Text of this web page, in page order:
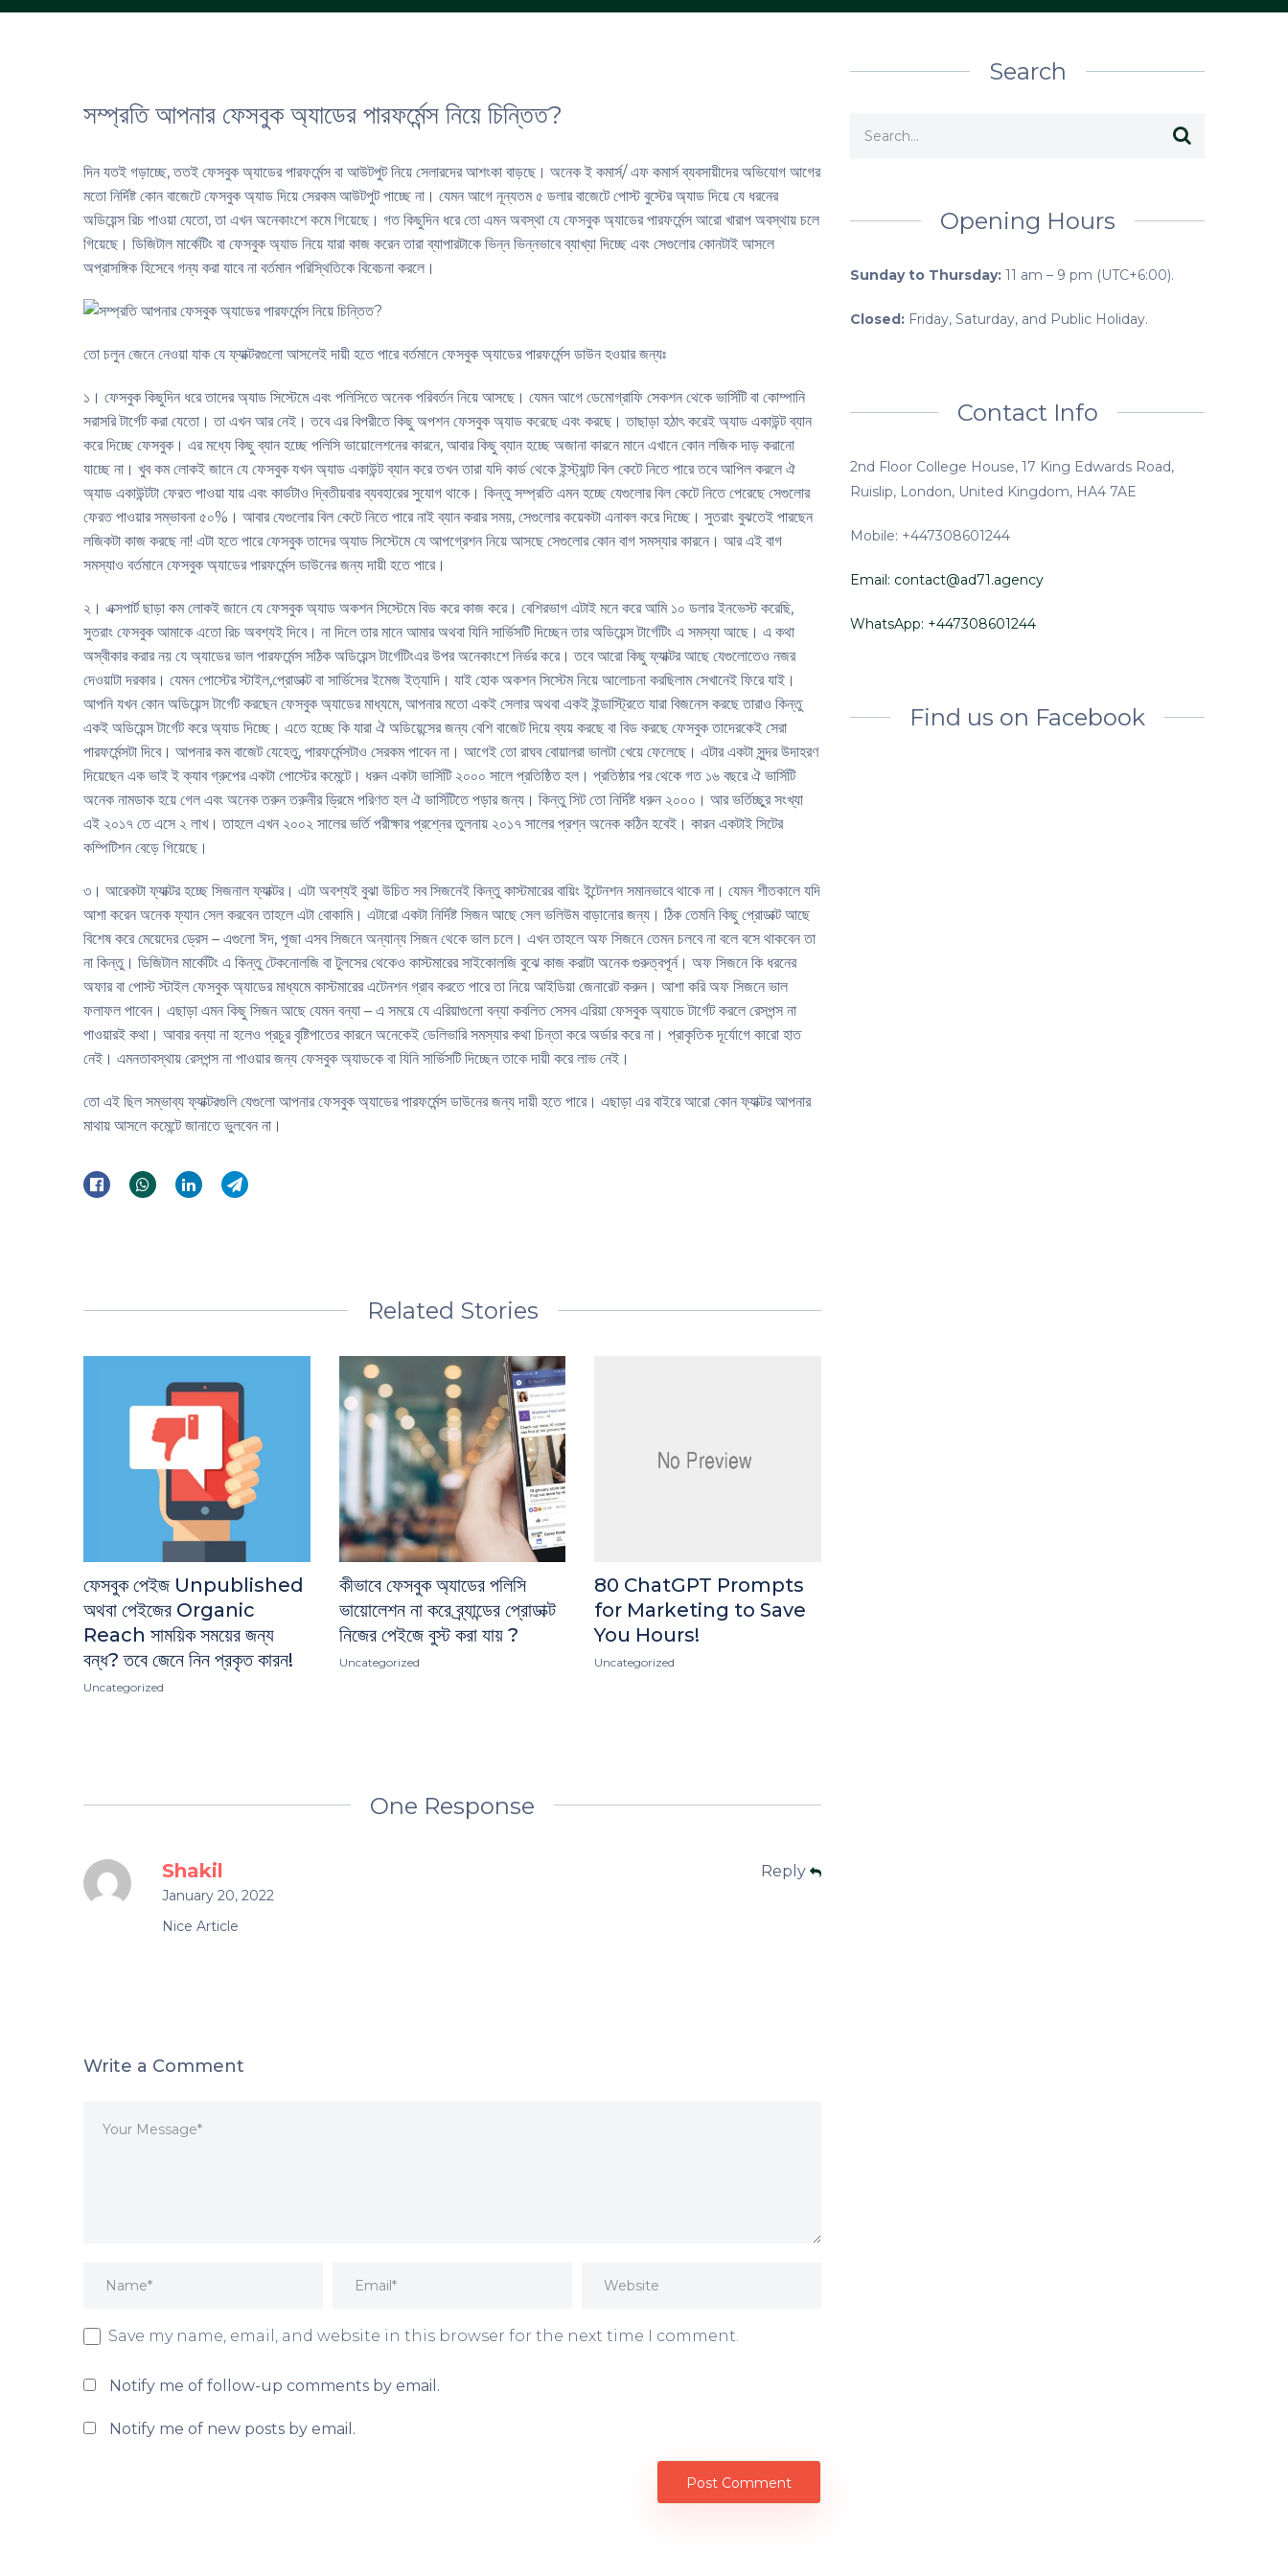
সম্প্রতি আপনার ফেসবুক অ্যাডের পারফর্মেন্স নিয়ে চিন্তিত?
দিন যতই গড়াচ্ছে, ততই ফেসবুক অ্যাডের পারফর্মেন্স বা আউটপুট নিয়ে সেলারদের আশংকা বাড়ছে। অনেক ই কমার্স/ এফ কমার্স ব্যবসায়ীদের অভিযোগ আগের
মতো নির্দিষ্ট কোন বাজেটে ফেসবুক অ্যাড দিয়ে সেরকম আউটপুট পাচ্ছে না। যেমন আগে নূন্যতম ৫ ডলার বাজেটে পোস্ট বুস্টের অ্যাড দিয়ে যে ধরনের
অডিয়েন্স রিচ পাওয়া যেতো, তা এখন অনেকাংশে কমে গিয়েছে। গত কিছুদিন ধরে তো এমন অবস্থা যে ফেসবুক অ্যাডের পারফর্মেন্স আরো খারাপ অবস্থায় চলে
গিয়েছে। ডিজিটাল মার্কেটিং বা ফেসবুক অ্যাড নিয়ে যারা কাজ করেন তারা ব্যাপারটাকে ভিন্ন ভিন্নভাবে ব্যাখ্যা দিচ্ছে এবং সেগুলোর কোনটাই আসলে
অপ্রাসঙ্গিক হিসেবে গন্য করা যাবে না বর্তমান পরিস্থিতিকে বিবেচনা করলে।
তো চলুন জেনে নেওয়া যাক যে ফ্যাক্টরগুলো আসলেই দায়ী হতে পারে বর্তমানে ফেসবুক অ্যাডের পারফর্মেন্স ডাউন হওয়ার জন্যঃ
১। ফেসবুক কিছুদিন ধরে তাদের অ্যাড সিস্টেমে এবং পলিসিতে অনেক পরিবর্তন নিয়ে আসছে। যেমন আগে ডেমোগ্রাফি সেকশন থেকে ভার্সিটি বা কোম্পানি
সরাসরি টার্গেট করা যেতো। তা এখন আর নেই। তবে এর বিপরীতে কিছু অপশন ফেসবুক অ্যাড করেছে এবং করছে। তাছাড়া হঠাৎ করেই অ্যাড একাউন্ট ব্যান
করে দিচ্ছে ফেসবুক। এর মধ্যে কিছু ব্যান হচ্ছে পলিসি ভায়োলেশনের কারনে, আবার কিছু ব্যান হচ্ছে অজানা কারনে মানে এখানে কোন লজিক দাড় করানো
যাচ্ছে না। খুব কম লোকই জানে যে ফেসবুক যখন অ্যাড একাউন্ট ব্যান করে তখন তারা যদি কার্ড থেকে ইন্স্ট্যান্ট বিল কেটে নিতে পারে তবে আপিল করলে ঐ
অ্যাড একাউন্টটা ফেরত পাওয়া যায় এবং কার্ডটাও দ্বিতীয়বার ব্যবহারের সুযোগ থাকে। কিন্তু সম্প্রতি এমন হচ্ছে যেগুলোর বিল কেটে নিতে পেরেছে সেগুলোর
ফেরত পাওয়ার সম্ভাবনা ৫০%। আবার যেগুলোর বিল কেটে নিতে পারে নাই ব্যান করার সময়, সেগুলোর কয়েকটা এনাবল করে দিচ্ছে। সুতরাং বুঝতেই পারছেন
লজিকটা কাজ করছে না! এটা হতে পারে ফেসবুক তাদের অ্যাড সিস্টেমে যে আপগ্রেশন নিয়ে আসছে সেগুলোর কোন বাগ সমস্যার কারনে। আর এই বাগ
সমস্যাও বর্তমানে ফেসবুক অ্যাডের পারফর্মেন্স ডাউনের জন্য দায়ী হতে পারে।
২। এক্সপার্ট ছাড়া কম লোকই জানে যে ফেসবুক অ্যাড অকশন সিস্টেমে বিড করে কাজ করে। বেশিরভাগ এটাই মনে করে আমি ১০ ডলার ইনভেস্ট করেছি,
সুতরাং ফেসবুক আমাকে এতো রিচ অবশ্যই দিবে। না দিলে তার মানে আমার অথবা যিনি সার্ভিসটি দিচ্ছেন তার অডিয়েন্স টার্গেটিং এ সমস্যা আছে। এ কথা
অস্বীকার করার নয় যে অ্যাডের ভাল পারফর্মেন্স সঠিক অডিয়েন্স টার্গেটিংএর উপর অনেকাংশে নির্ভর করে। তবে আরো কিছু ফ্যাক্টর আছে যেগুলোতেও নজর
দেওয়াটা দরকার। যেমন পোস্টের স্টাইল,প্রোডাক্ট বা সার্ভিসের ইমেজ ইত্যাদি। যাই হোক অকশন সিস্টেম নিয়ে আলোচনা করছিলাম সেখানেই ফিরে যাই।
আপনি যখন কোন অডিয়েন্স টার্গেট করছেন ফেসবুক অ্যাডের মাধ্যমে, আপনার মতো একই সেলার অথবা একই ইন্ডাস্ট্রিতে যারা বিজনেস করছে তারাও কিন্তু
একই অডিয়েন্স টার্গেট করে অ্যাড দিচ্ছে। এতে হচ্ছে কি যারা ঐ অডিয়েন্সের জন্য বেশি বাজেট দিয়ে ব্যয় করছে বা বিড করছে ফেসবুক তাদেরকেই সেরা
পারফর্মেন্সটা দিবে। আপনার কম বাজেট যেহেতু, পারফর্মেন্সটাও সেরকম পাবেন না। আগেই তো রাঘব বোয়ালরা ভালটা খেয়ে ফেলেছে। এটার একটা সুন্দর উদাহরণ
দিয়েছেন এক ভাই ই ক্যাব গ্রুপের একটা পোস্টের কমেন্টে। ধরুন একটা ভার্সিটি ২০০০ সালে প্রতিষ্ঠিত হল। প্রতিষ্ঠার পর থেকে গত ১৬ বছরে ঐ ভার্সিটি
অনেক নামডাক হয়ে গেল এবং অনেক তরুন তরুনীর ড্রিমে পরিণত হল ঐ ভার্সিটিতে পড়ার জন্য। কিন্তু সিট তো নির্দিষ্ট ধরুন ২০০০। আর ভর্তিচ্ছুর সংখ্যা
এই ২০১৭ তে এসে ২ লাখ। তাহলে এখন ২০০২ সালের ভর্তি পরীক্ষার প্রশ্নের তুলনায় ২০১৭ সালের প্রশ্ন অনেক কঠিন হবেই। কারন একটাই সিটের
কম্পিটিশন বেড়ে গিয়েছে।
৩। আরেকটা ফ্যাক্টর হচ্ছে সিজনাল ফ্যাক্টর। এটা অবশ্যই বুঝা উচিত সব সিজনেই কিন্তু কাস্টমারের বায়িং ইন্টেনশন সমানভাবে থাকে না। যেমন শীতকালে যদি
আশা করেন অনেক ফ্যান সেল করবেন তাহলে এটা বোকামি। এটারো একটা নির্দিষ্ট সিজন আছে সেল ভলিউম বাড়ানোর জন্য। ঠিক তেমনি কিছু প্রোডাক্ট আছে
বিশেষ করে মেয়েদের ড্রেস – এগুলো ঈদ, পূজা এসব সিজনে অন্যান্য সিজন থেকে ভাল চলে। এখন তাহলে অফ সিজনে তেমন চলবে না বলে বসে থাকবেন তা
না কিন্তু। ডিজিটাল মার্কেটিং এ কিন্তু টেকনোলজি বা টুলসের থেকেও কাস্টমারের সাইকোলজি বুঝে কাজ করাটা অনেক গুরুত্বপূর্ন। অফ সিজনে কি ধরনের
অফার বা পোস্ট স্টাইল ফেসবুক অ্যাডের মাধ্যমে কাস্টমারের এটেনশন গ্রাব করতে পারে তা নিয়ে আইডিয়া জেনারেট করুন। আশা করি অফ সিজনে ভাল
ফলাফল পাবেন। এছাড়া এমন কিছু সিজন আছে যেমন বন্যা – এ সময়ে যে এরিয়াগুলো বন্যা কবলিত সেসব এরিয়া ফেসবুক অ্যাডে টার্গেট করলে রেসপন্স না
পাওয়ারই কথা। আবার বন্যা না হলেও প্রচুর বৃষ্টিপাতের কারনে অনেকেই ডেলিভারি সমস্যার কথা চিন্তা করে অর্ডার করে না। প্রাকৃতিক দূর্যোগে কারো হাত
নেই। এমনতাবস্থায় রেসপন্স না পাওয়ার জন্য ফেসবুক অ্যাডকে বা যিনি সার্ভিসটি দিচ্ছেন তাকে দায়ী করে লাভ নেই।
তো এই ছিল সম্ভাব্য ফ্যাক্টরগুলি যেগুলো আপনার ফেসবুক অ্যাডের পারফর্মেন্স ডাউনের জন্য দায়ী হতে পারে। এছাড়া এর বাইরে আরো কোন ফ্যাক্টর আপনার
মাথায় আসলে কমেন্টে জানাতে ভুলবেন না।
Related Stories
ফেসবুক পেইজ Unpublished
অথবা পেইজের Organic
Reach সাময়িক সময়ের জন্য
বন্ধ? তবে জেনে নিন প্রকৃত কারন!
Uncategorized
কীভাবে ফেসবুক অ্যাডের পলিসি
ভায়োলেশন না করে ব্র্যান্ডের প্রোডাক্ট
নিজের পেইজে বুস্ট করা যায় ?
Uncategorized
80 ChatGPT Prompts
for Marketing to Save
You Hours!
Uncategorized
One Response
Shakil
January 20, 2022
Reply
Nice Article
Write a Comment
Save my name, email, and website in this browser for the next time I comment.
Notify me of follow-up comments by email.
Notify me of new posts by email.
Search
Opening Hours
Sunday to Thursday: 11 am – 9 pm (UTC+6:00).
Closed: Friday, Saturday, and Public Holiday.
Contact Info
2nd Floor College House, 17 King Edwards Road,
Ruislip, London, United Kingdom, HA4 7AE
Mobile: +447308601244
Email: contact@ad71.agency
WhatsApp: +447308601244
Find us on Facebook